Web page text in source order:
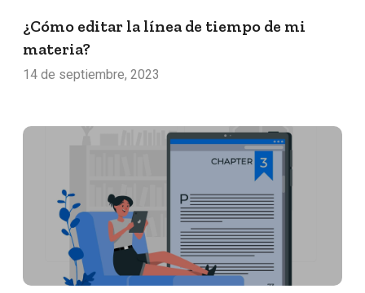
¿Cómo editar la línea de tiempo de mi
materia?
14 de septiembre, 2023